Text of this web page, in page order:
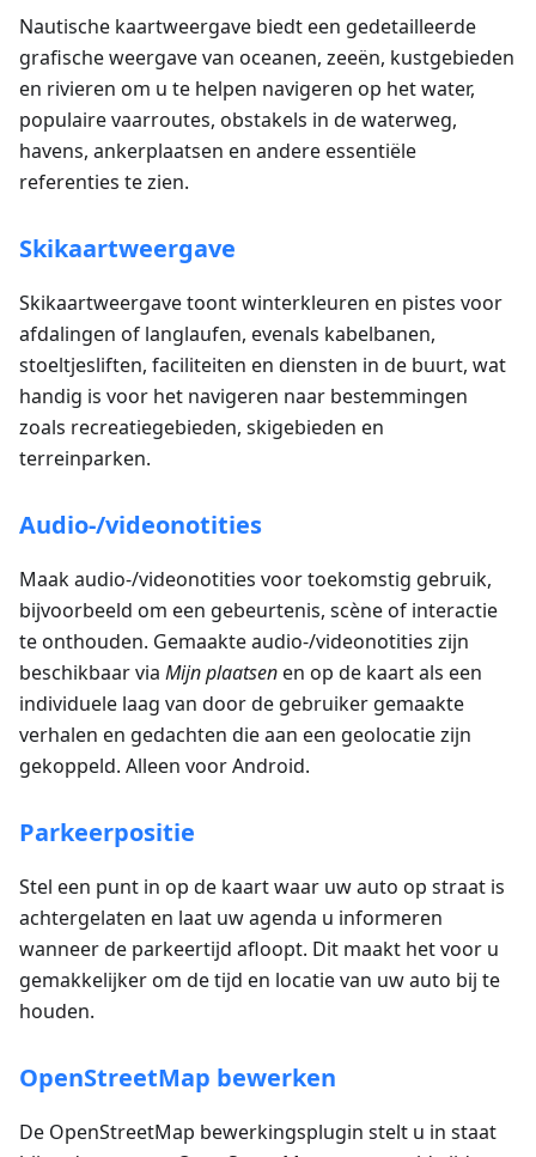
Nautische kaartweergave biedt een gedetailleerde
grafische weergave van oceanen, zeeën, kustgebieden
en rivieren om u te helpen navigeren op het water,
populaire vaarroutes, obstakels in de waterweg,
havens, ankerplaatsen en andere essentiële
referenties te zien.
Skikaartweergave
Skikaartweergave toont winterkleuren en pistes voor
afdalingen of langlaufen, evenals kabelbanen,
stoeltjesliften, faciliteiten en diensten in de buurt, wat
handig is voor het navigeren naar bestemmingen
zoals recreatiegebieden, skigebieden en
terreinparken.
Audio-/videonotities
Maak audio-/videonotities voor toekomstig gebruik,
bijvoorbeeld om een gebeurtenis, scène of interactie
te onthouden. Gemaakte audio-/videonotities zijn
beschikbaar via Mijn plaatsenen op de kaart als een
individuele laag van door de gebruiker gemaakte
verhalen en gedachten die aan een geolocatie zijn
gekoppeld. Alleen voor Android.
Parkeerpositie
Stel een punt in op de kaart waar uw auto op straat is
achtergelaten en laat uw agenda u informeren
wanneer de parkeertijd afloopt. Dit maakt het voor u
gemakkelijker om de tijd en locatie van uw auto bij te
houden.
OpenStreetMap bewerken
De OpenStreetMap bewerkingsplugin stelt u in staat